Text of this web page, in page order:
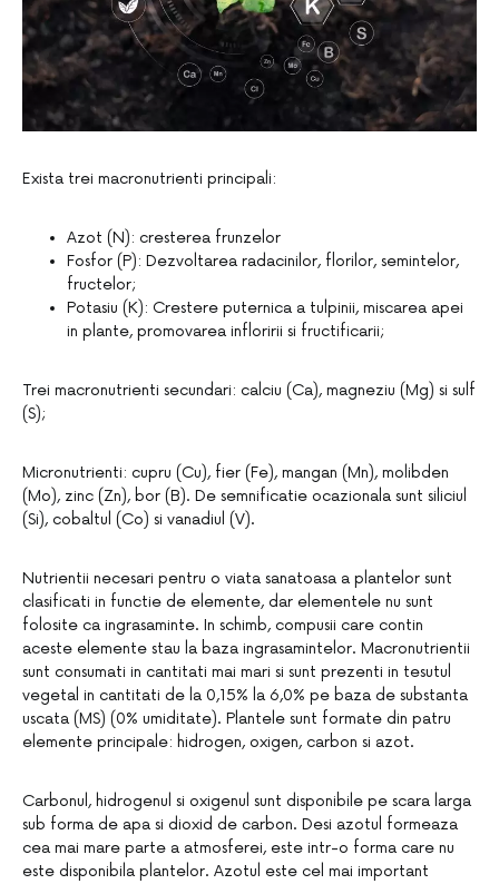
Exista trei macronutrienti principali:
Azot (N): cresterea frunzelor
Fosfor (P): Dezvoltarea radacinilor, florilor, semintelor,
fructelor;
Potasiu (K): Crestere puternica a tulpinii, miscarea apei
in plante, promovarea infloririi si fructificarii;
Trei macronutrienti secundari: calciu (Ca), magneziu (Mg) si sulf
(S);
Micronutrienti: cupru (Cu), fier (Fe), mangan (Mn), molibden
(Mo), zinc (Zn), bor (B). De semnificatie ocazionala sunt siliciul
(Si), cobaltul (Co) si vanadiul (V).
Nutrientii necesari pentru o viata sanatoasa a plantelor sunt
clasificati in functie de elemente, dar elementele nu sunt
folosite ca ingrasaminte. In schimb, compusii care contin
aceste elemente stau la baza ingrasamintelor. Macronutrientii
sunt consumati in cantitati mai mari si sunt prezenti in tesutul
vegetal in cantitati de la 0,15% la 6,0% pe baza de substanta
uscata (MS) (0% umiditate). Plantele sunt formate din patru
elemente principale: hidrogen, oxigen, carbon si azot.
Carbonul, hidrogenul si oxigenul sunt disponibile pe scara larga
sub forma de apa si dioxid de carbon. Desi azotul formeaza
cea mai mare parte a atmosferei, este intr-o forma care nu
este disponibila plantelor. Azotul este cel mai important